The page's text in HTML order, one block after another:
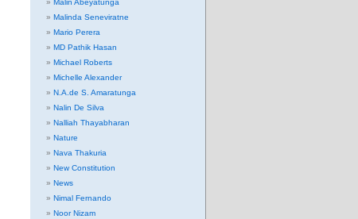
Malin Abeyatunga
Malinda Seneviratne
Mario Perera
MD Pathik Hasan
Michael Roberts
Michelle Alexander
N.A.de S. Amaratunga
Nalin De Silva
Nalliah Thayabharan
Nature
Nava Thakuria
New Constitution
News
Nimal Fernando
Noor Nizam